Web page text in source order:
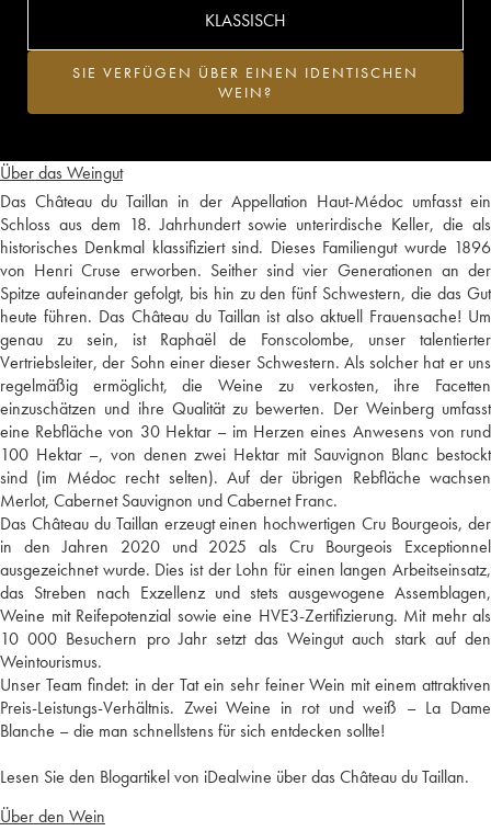
Über das Weingut
Das Château du Taillan in der Appellation Haut-Médoc umfasst ein
Schloss aus dem 18. Jahrhundert sowie unterirdische Keller, die als
historisches Denkmal klassifiziert sind. Dieses Familiengut wurde 1896
von Henri Cruse erworben. Seither sind vier Generationen an der
Spitze aufeinander gefolgt, bis hin zu den fünf Schwestern, die das Gut
heute führen. Das Château du Taillan ist also aktuell Frauensache! Um
genau zu sein, ist Raphaël de Fonscolombe, unser talentierter
Vertriebsleiter, der Sohn einer dieser Schwestern. Als solcher hat er uns
regelmäßig ermöglicht, die Weine zu verkosten, ihre Facetten
einzuschätzen und ihre Qualität zu bewerten. Der Weinberg umfasst
eine Rebfläche von 30 Hektar – im Herzen eines Anwesens von rund
100 Hektar –, von denen zwei Hektar mit Sauvignon Blanc bestockt
sind (im Médoc recht selten). Auf der übrigen Rebfläche wachsen
Merlot, Cabernet Sauvignon und Cabernet Franc.
Das Château du Taillan erzeugt einen hochwertigen Cru Bourgeois, der
in den Jahren 2020 und 2025 als Cru Bourgeois Exceptionnel
ausgezeichnet wurde. Dies ist der Lohn für einen langen Arbeitseinsatz,
das Streben nach Exzellenz und stets ausgewogene Assemblagen,
Weine mit Reifepotenzial sowie eine HVE3-Zertifizierung. Mit mehr als
10 000 Besuchern pro Jahr setzt das Weingut auch stark auf den
Weintourismus.
Unser Team findet: in der Tat ein sehr feiner Wein mit einem attraktiven
Preis-Leistungs-Verhältnis. Zwei Weine in rot und weiß – La Dame
Blanche – die man schnellstens für sich entdecken sollte!
Lesen Sie den Blogartikel von iDealwine über das Château du Taillan.
Über den Wein
KLASSISCH
SIE VERFÜGEN ÜBER EINEN IDENTISCHEN
WEIN?